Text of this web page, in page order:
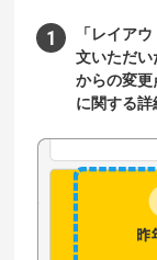
「レイア
文いただ
からの変
に関する詳